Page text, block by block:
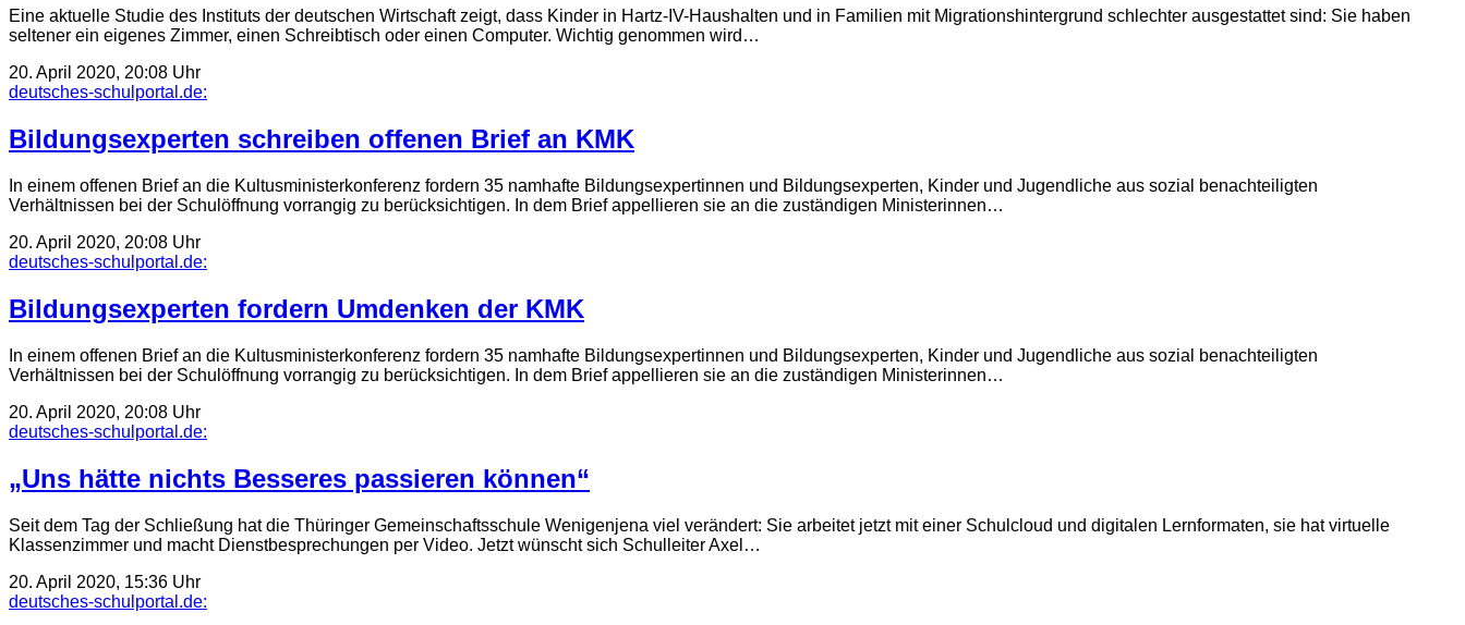
Eine aktuelle Studie des Instituts der deutschen Wirtschaft zeigt, dass Kinder in Hartz-IV-Haushalten und in Familien mit Migrationshintergrund schlechter ausgestattet sind: Sie haben
seltener ein eigenes Zimmer, einen Schreibtisch oder einen Computer. Wichtig genommen wird…
20. April 2020, 20:08 Uhr
deutsches-schulportal.de:
Bildungsexperten schreiben offenen Brief an KMK
In einem offenen Brief an die Kultusministerkonferenz fordern 35 namhafte Bildungsexpertinnen und Bildungsexperten, Kinder und Jugendliche aus sozial benachteiligten
Verhältnissen bei der Schulöffnung vorrangig zu berücksichtigen. In dem Brief appellieren sie an die zuständigen Ministerinnen…
20. April 2020, 20:08 Uhr
deutsches-schulportal.de:
Bildungsexperten fordern Umdenken der KMK
In einem offenen Brief an die Kultusministerkonferenz fordern 35 namhafte Bildungsexpertinnen und Bildungsexperten, Kinder und Jugendliche aus sozial benachteiligten
Verhältnissen bei der Schulöffnung vorrangig zu berücksichtigen. In dem Brief appellieren sie an die zuständigen Ministerinnen…
20. April 2020, 20:08 Uhr
deutsches-schulportal.de:
„Uns hätte nichts Besseres passieren können“
Seit dem Tag der Schließung hat die Thüringer Gemeinschaftsschule Wenigenjena viel verändert: Sie arbeitet jetzt mit einer Schulcloud und digitalen Lernformaten, sie hat virtuelle
Klassenzimmer und macht Dienstbesprechungen per Video. Jetzt wünscht sich Schulleiter Axel…
20. April 2020, 15:36 Uhr
deutsches-schulportal.de: